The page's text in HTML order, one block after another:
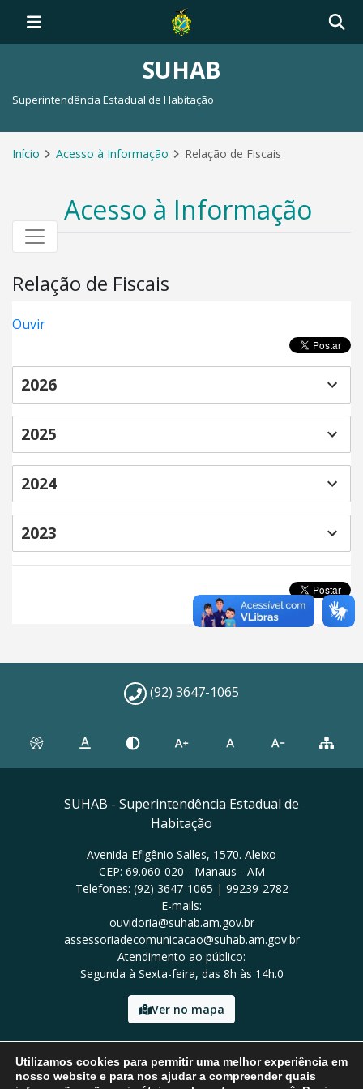
SUHAB
Superintendência Estadual de Habitação
Início Acesso à Informação Relação de Fiscais
Acesso à Informação
Relação de Fiscais
Ouvir
2026
2025
2024
2023
(92) 3647-1065
SUHAB - Superintendência Estadual de
Habitação
Avenida Efigênio Salles, 1570. Aleixo
CEP: 69.060-020 - Manaus - AM
Telefones: (92) 3647-1065 | 99239-2782
E-mails:
ouvidoria@suhab.am.gov.br
assessoriadecomunicacao@suhab.am.gov.br
Atendimento ao público:
Segunda à Sexta-feira, das 8h às 14h.0
Ver no mapa
Tel: (92) 3647-1065
Utilizamos cookies para permitir uma melhor experiência em
nosso website e para nos ajudar a compreender quais